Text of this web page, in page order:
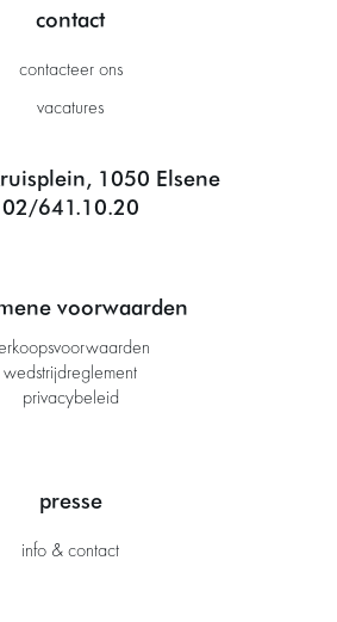
contact
contacteer ons
vacatures
1050 Elsene
02/641.10.20
voorwaarden
wedstrijdreglement
privacybeleid
presse
info & contact